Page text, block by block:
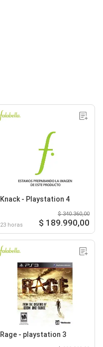
Knack - Playstation 4
23 horas
$ 340.360,00
$ 189.990,00
Rage - playstation 3